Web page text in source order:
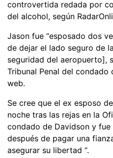
controvertida redada por
del alcohol, según
Jason fue “esposado dos
de dejar el lado seguro de
seguridad del aeropuerto],
Tribunal Penal del
web.
Se cree que el ex esposo
noche tras las rejas en la
condado de Davidson y
después de pagar una
asegurar su libertad “.